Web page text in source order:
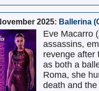
2025: Ballerina
Eve Macarro
assassins,
revenge after
as both a
Roma, she
death and